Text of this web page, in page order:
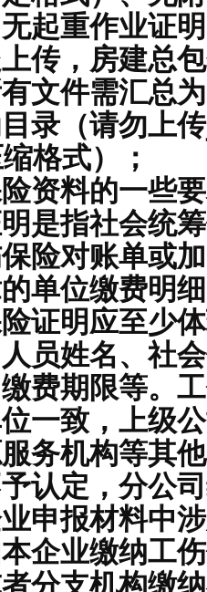
起重作业证
传，房建总
文件需汇总
录（请勿上
格式）；
资料的一些
是指社会统
险对账单或
单位缴费明
证明应至少
员姓名、社
费期限等。
一致，上级
务机构等其
认定，分公
申报材料中
企业缴纳工
分支机构缴